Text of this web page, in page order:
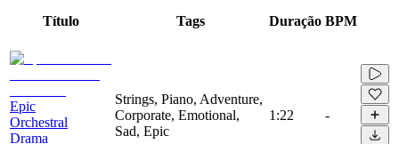
Título Tags Duração BPM
Epic
Orchestral
Drama
Strings, Piano, Adventure,
Corporate, Emotional,
Sad, Epic
1:22 -